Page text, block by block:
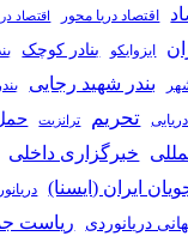
اقتصاد دریا محور اقتصاد
ایزوایکو بنادر کوچک
بندر شهید رجایی
تحریم ترانزیت
خبرگزاری داخلی
ایران (ایسنا)
دریانوردی ریاست